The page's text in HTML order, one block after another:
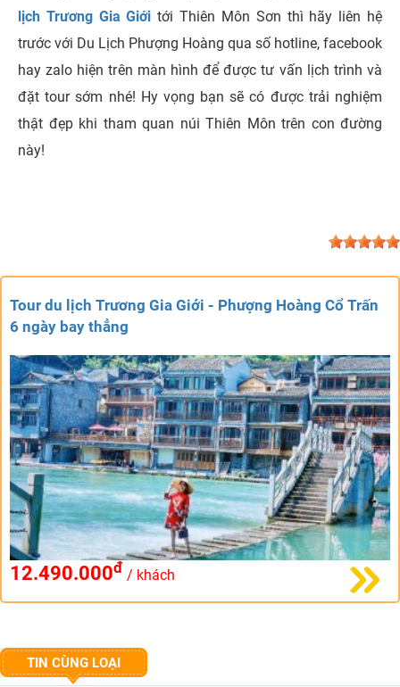
lịch Trương Gia Giới tới Thiên Môn Sơn thì hãy liên hệ
trước với Du Lịch Phượng Hoàng qua số hotline, facebook
hay zalo hiện trên màn hình để được tư vấn lịch trình và
đặt tour sớm nhé! Hy vọng bạn sẽ có được trải nghiệm
thật đẹp khi tham quan núi Thiên Môn trên con đường
này!
Tour du lịch Trương Gia Giới - Phượng Hoàng Cổ Trấn
6 ngày bay thẳng
12.490.000đ / khách
TIN CÙNG LOẠI